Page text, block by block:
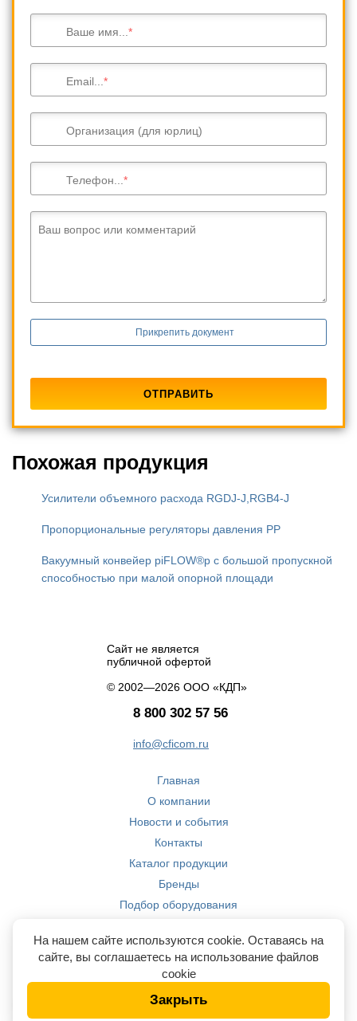
Ваше имя...
Email...
Организация (для юрлиц)
Телефон...
Ваш вопрос или комментарий
Прикрепить документ
Похожая продукция
Усилители объемного расхода RGDJ-J,RGB4-J
Пропорциональные регуляторы давления PP
Вакуумный конвейер piFLOW®p с большой пропускной
способностью при малой опорной площади
Сайт не является
публичной офертой
© 2002—2026 ООО «КДП»
8 800 302 57 56
info@cficom.ru
Главная
О компании
Новости и события
Контакты
Каталог продукции
Бренды
Подбор оборудования
Компетенции
На нашем сайте используются cookie. Оставаясь на
сайте, вы соглашаетесь на использование файлов
cookie
Закрыть